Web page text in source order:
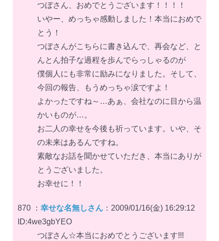
つぼさん、おめでとうございます！！！！
いやー、めっちゃ感動しました！本当におめで
とう！
つぼさんがこちらに書き込んで、再会など、と
んとん拍子な過程を歩んでらっしゃるのが
僕個人にも非常に励みになりました。そして、
今回の報告、もうめっちゃ涙ですよ！
よかったですね～…あぁ、会社なのに目から温
かいものが…。
お二人の幸せを今後も祈っています。いや、そ
の未来はあるんですね。
素敵なお話を聞かせていただき、本当にありが
とうございました。
お幸せに！！
870 ： 幸せな名無しさん ：2009/01/16(金) 16:29:12
ID:4we3gbYEO
つぼさん☆本当におめでとうございます!!!